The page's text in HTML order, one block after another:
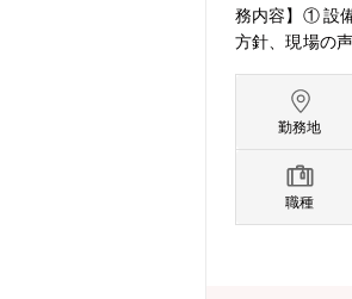
務内容】① 設
方針、現場の
全体感から配
造において欠
を具現化でき
勤務地
職種